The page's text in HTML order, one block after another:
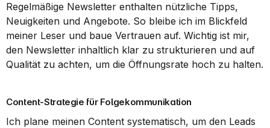
Regelmäßige Newsletter enthalten nützliche Tipps,
Neuigkeiten und Angebote. So bleibe ich im Blickfeld
meiner Leser und baue Vertrauen auf. Wichtig ist mir,
den Newsletter inhaltlich klar zu strukturieren und auf
Qualität zu achten, um die Öffnungsrate hoch zu halten.
Content-Strategie für Folgekommunikation
Ich plane meinen Content systematisch, um den Leads